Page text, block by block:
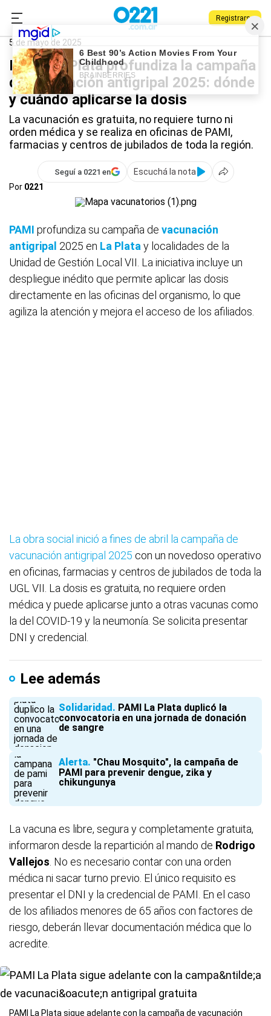
Registrarse
0221.com.ar
PAMI
5 de mayo de 2025
PAMI La Plata profundiza la campaña
de vacunación antigripal 2025: dónde
y cuándo aplicarse la dosis
La vacunación es gratuita, no requiere turno ni
orden médica y se realiza en oficinas de PAMI,
farmacias y centros de jubilados de toda la región.
Seguí a 0221 en
Escuchá la nota
Por 0221
PAMI profundiza su campaña de vacunación
antigripal 2025 en La Plata y localidades de la
Unidad de Gestión Local VII. La iniciativa incluye un
despliegue inédito que permite aplicar las dosis
directamente en las oficinas del organismo, lo que
agiliza la atención y mejora el acceso de los afiliados.
La obra social inició a fines de abril la campaña de
vacunación antigripal 2025 con un novedoso operativo
en oficinas, farmacias y centros de jubilados de toda la
UGL VII. La dosis es gratuita, no requiere orden
médica y puede aplicarse junto a otras vacunas como
la del COVID-19 y la neumonía. Se solicita presentar
DNI y credencial.
Lee además
Solidaridad
PAMI La Plata duplicó la
convocatoria en una jornada de donación
de sangre
Alerta "Chau Mosquito", la campaña de
PAMI para prevenir dengue, zika y
chikungunya
La vacuna es libre, segura y completamente gratuita,
informaron desde la repartición al mando de Rodrigo
Vallejos . No es necesario contar con una orden
médica ni sacar turno previo. El único requisito es
presentar el DNI y la credencial de PAMI. En el caso
de los afiliados menores de 65 años con factores de
riesgo, deberán llevar documentación médica que lo
acredite.
PAMI La Plata sigue adelante con la campaña de vacunación